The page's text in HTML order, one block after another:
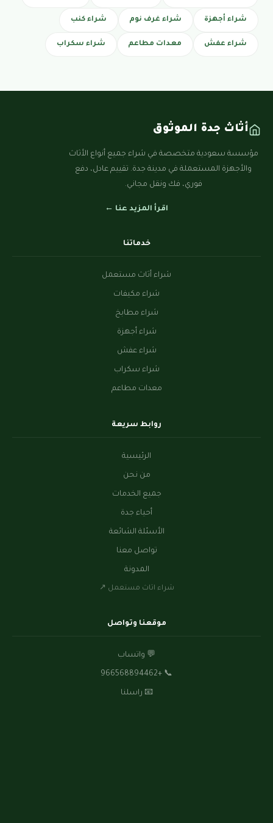
شراء أجهزة شراء غرف نوم شراء كنب
شراء عفش معدات مطاعم شراء سكراب
أثاث جدة الموثوق
مؤسسة سعودية متخصصة في شراء جميع أنواع الأثاث
والأجهزة المستعملة في مدينة جدة. تقييم عادل، دفع
فوري، فك ونقل مجاني.
اقرأ المزيد عنا ←
خدماتنا
شراء أثاث مستعمل
شراء مكيفات
شراء مطابخ
شراء أجهزة
شراء عفش
شراء سكراب
معدات مطاعم
روابط سريعة
الرئيسية
من نحن
جميع الخدمات
أحياء جدة
الأسئلة الشائعة
تواصل معنا
المدونة
شراء اثاث مستعمل ↗
موقعنا وتواصل
💬 واتساب
📞
+966568894462
📧 راسلنا